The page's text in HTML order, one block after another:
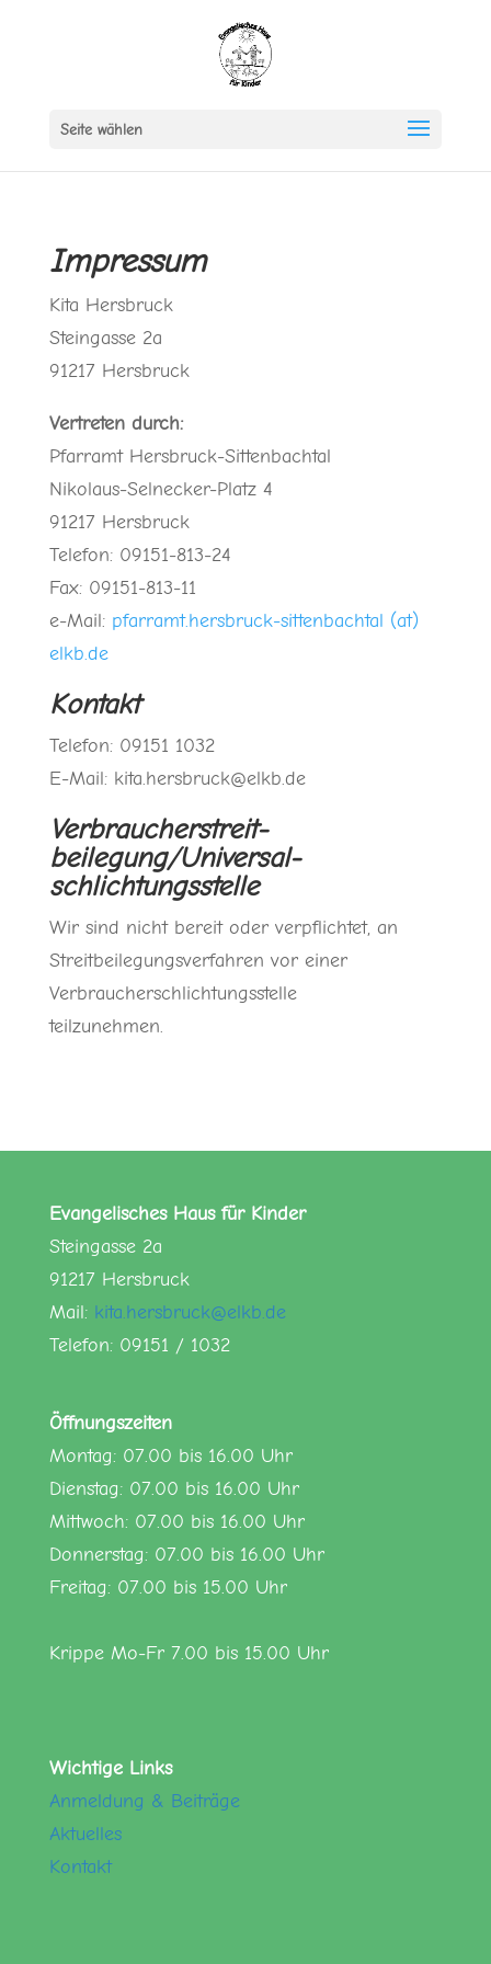
Seite wählen
Impressum
Kita Hersbruck
Steingasse 2a
91217 Hersbruck
Vertreten durch:
Pfarramt Hersbruck-Sittenbachtal
Nikolaus-Selnecker-Platz 4
91217 Hersbruck
Telefon: 09151-813-24
Fax: 09151-813-11
e-Mail: pfarramt.hersbruck-sittenbachtal (at)
elkb.de
Kontakt
Telefon: 09151 1032
E-Mail: kita.hersbruck@elkb.de
Verbraucher­streit­
beilegung/Universal­
schlichtungs­stelle
Wir sind nicht bereit oder verpflichtet, an
Streitbeilegungsverfahren vor einer
Verbraucherschlichtungsstelle
teilzunehmen.
Evangelisches Haus für Kinder
Steingasse 2a
91217 Hersbruck
Mail: kita.hersbruck@elkb.de
Telefon: 09151 / 1032
Öffnungszeiten
Montag: 07.00 bis 16.00 Uhr
Dienstag: 07.00 bis 16.00 Uhr
Mittwoch: 07.00 bis 16.00 Uhr
Donnerstag: 07.00 bis 16.00 Uhr
Freitag: 07.00 bis 15.00 Uhr
Krippe Mo-Fr 7.00 bis 15.00 Uhr
Wichtige Links
Anmeldung & Beiträge
Aktuelles
Kontakt